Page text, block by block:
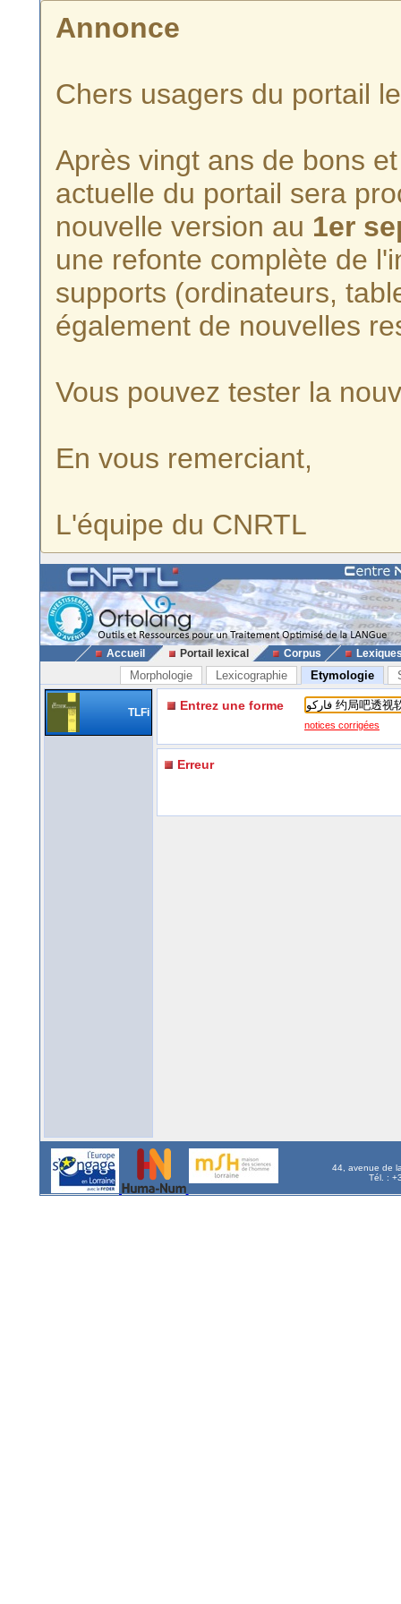
Annonce
Chers usagers du portail
Après vingt ans de bons
actuelle du portail sera
nouvelle version au 1er
une refonte complète de
supports (ordinateurs,
également de nouvelles
Vous pouvez tester la
En vous remerciant,
L'équipe du CNRTL
Accueil Portail lexical Corpus
Morphologie Lexicographie Etymologie
TLFi Entrez une forme
notices corrigées
Erreur
44, avenue de
Tél. :